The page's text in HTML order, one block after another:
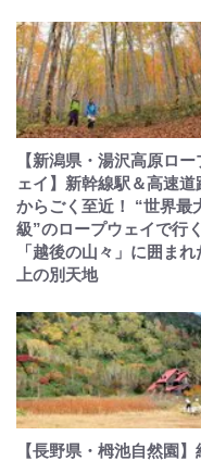
【新潟県・湯沢高原ロー
ェイ】新幹線駅＆高速道
からごく至近！ “世界最
級”のロープウェイで行く
「越後の山々」に囲まれ
上の別天地
【長野県・栂池自然園】